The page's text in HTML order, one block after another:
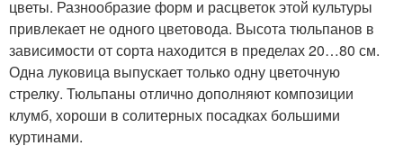
цветы. Разнообразие форм и расцветок этой культуры
привлекает не одного цветовода. Высота тюльпанов в
зависимости от сорта находится в пределах 20…80 см.
Одна луковица выпускает только одну цветочную
стрелку. Тюльпаны отлично дополняют композиции
клумб, хороши в солитерных посадках большими
куртинами.